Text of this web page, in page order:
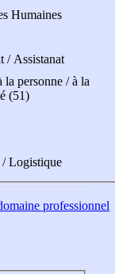
Humaines
/ Assistanat
la personne / à la
(51)
/ Logistique
professionnel